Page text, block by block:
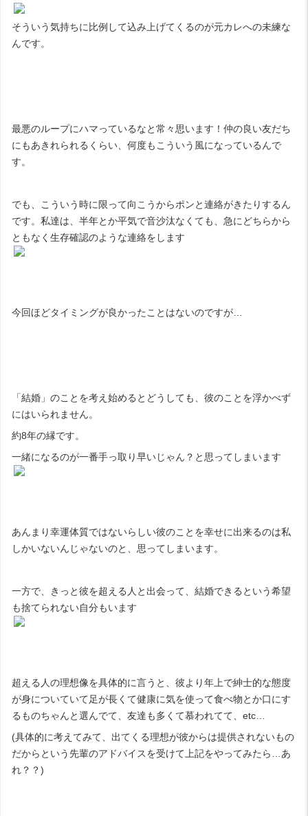
そういう気持ちに比例して込み上げてくるのが元カレへの未練な
んです。
最悪のループにハマっているなと常々思います！仲の良い友だち
にもあきれられるくらい、何度もこういう風になっているんで
す。
でも、こういう時に限って向こうからポンと連絡がきたりするん
です。私達は、半年とか平気で音沙汰なくても、急にどちらから
ともなく生存確認のような連絡をします
今回ほどタイミングが良かったことはないのですが…
「結婚」のことを考え始めるとどうしても、彼のことを浮かべず
にはいられません。
約8年の縁です。
一緒になるのが一番手っ取り早いじゃん？と思ってしまいます
あんまり幸運体質ではないらしい彼のことを幸せに出来るのは私
しかいないんじゃないのと、思ってしまいます。
一方で、きっと彼を超える人と出会って、結婚できるという希望
も捨てられない自分もいます
超える人の理想像を具体的に言うと、彼より年上で紳士的な態度
が身についていて足が長くて健康に気を使って食べ物とか口にす
るものちゃんと選んでて、友達も多くて慕われてて、etc…
(具体的に考えてみて、出てくる理想が彼からは提供されないもの
だからという先輩のアドバイスを受けて上記をやってみたら…あ
れ？？)